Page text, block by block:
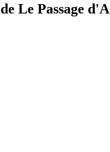
Le Passage